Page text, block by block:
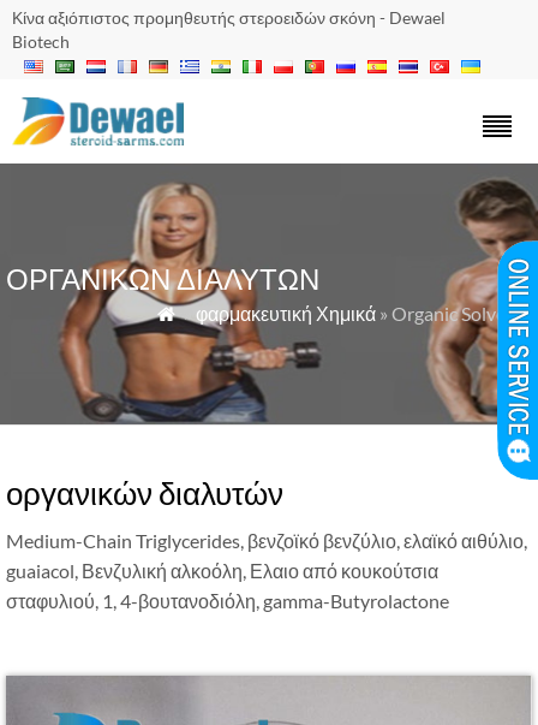
Κίνα αξιόπιστος προμηθευτής στεροειδών σκόνη - Dewael
Biotech
ΟΡΓΑΝΙΚΏΝ ΔΙΑΛΥΤΏΝ
 » φαρμακευτική Χημικά » Organic Solvents
οργανικών διαλυτών
Medium-Chain Triglycerides, βενζοϊκό βενζύλιο, ελαϊκό αιθύλιο,
guaiacol, Βενζυλική αλκοόλη, Ελαιο από κουκούτσια
σταφυλιού, 1, 4-βουτανοδιόλη, gamma-Butyrolactone